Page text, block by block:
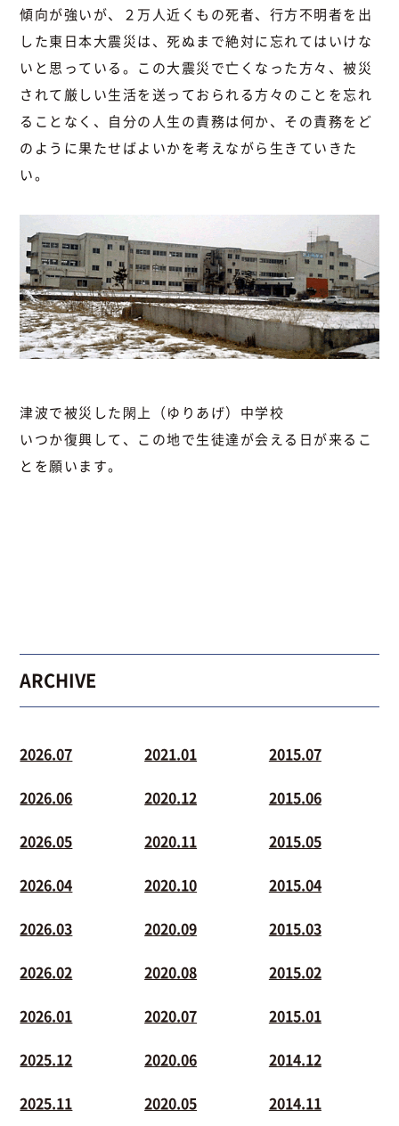
傾向が強いが、２万人近くもの死者、行方不明者を出
した東日本大震災は、死ぬまで絶対に忘れてはいけな
いと思っている。この大震災で亡くなった方々、被災
されて厳しい生活を送っておられる方々のことを忘れ
ることなく、自分の人生の責務は何か、その責務をど
のように果たせばよいかを考えながら生きていきた
い。
津波で被災した閖上（ゆりあげ）中学校
いつか復興して、この地で生徒達が会える日が来るこ
とを願います。
ARCHIVE
2026.07
2026.06
2026.05
2026.04
2026.03
2026.02
2026.01
2025.12
2025.11
2021.01
2020.12
2020.11
2020.10
2020.09
2020.08
2020.07
2020.06
2020.05
2015.07
2015.06
2015.05
2015.04
2015.03
2015.02
2015.01
2014.12
2014.11